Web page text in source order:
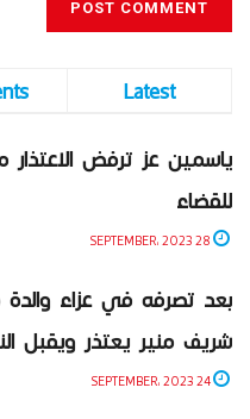
Latest
ياسمين عز ترفض
للقضاء
بعد تصرفه في عزاء والدة
شريف منير يعتذر ويقبل